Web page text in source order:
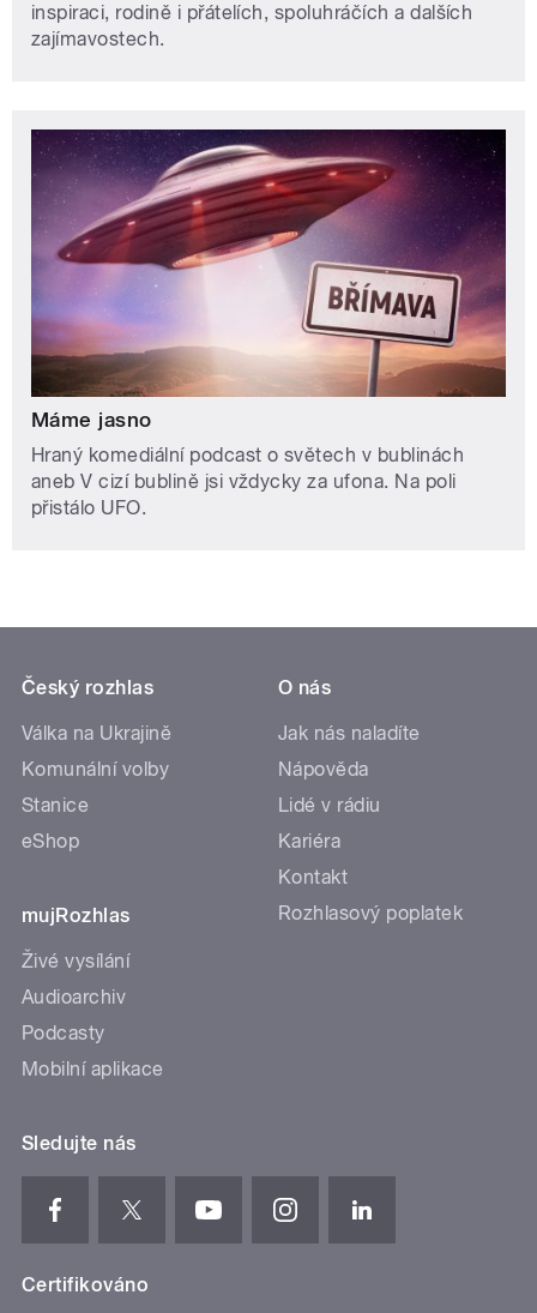
inspiraci, rodině i přátelích, spoluhráčích a dalších
zajímavostech.
Máme jasno
Hraný komediální podcast o světech v bublinách
aneb V cizí bublině jsi vždycky za ufona. Na poli
přistálo UFO.
Český rozhlas
Válka na Ukrajině
Komunální volby
Stanice
eShop
mujRozhlas
Živé vysílání
Audioarchiv
Podcasty
Mobilní aplikace
O nás
Jak nás naladíte
Nápověda
Lidé v rádiu
Kariéra
Kontakt
Rozhlasový poplatek
Sledujte nás
Certifikováno